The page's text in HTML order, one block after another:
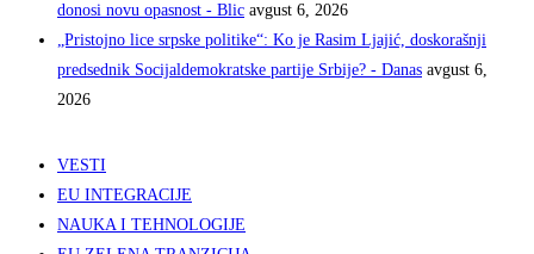
donosi novu opasnost - Blic avgust 6, 2026
„Pristojno lice srpske politike“: Ko je Rasim Ljajić, doskorašnji
predsednik Socijaldemokratske partije Srbije? - Danas avgust 6,
2026
VESTI
EU INTEGRACIJE
NAUKA I TEHNOLOGIJE